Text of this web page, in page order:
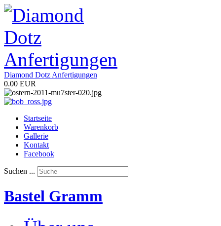
Diamond Dotz Anfertigungen
0.00 EUR
Startseite
Warenkorb
Gallerie
Kontakt
Facebook
Suchen ...
Bastel Gramm